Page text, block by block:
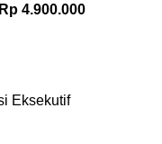
Rp 4.900.000